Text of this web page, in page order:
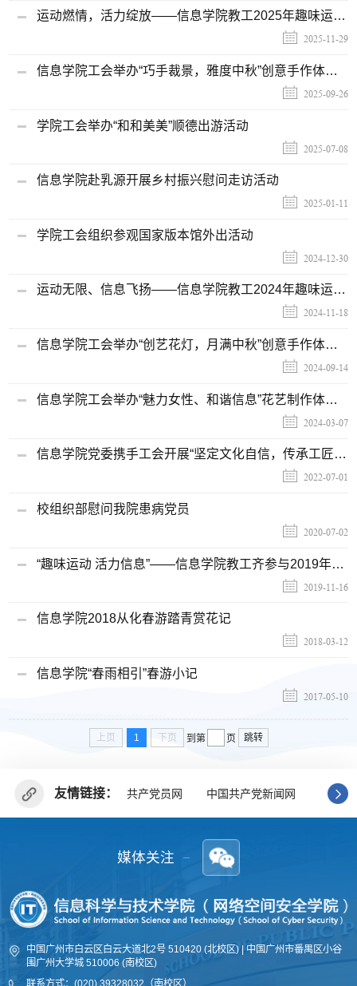
运动燃情，活力绽放——信息学院教工2025年趣味运动会顺利举行
2025-11-29
信息学院工会举办“巧手裁景，雅度中秋”创意手作体验活动
2025-09-26
学院工会举办“和和美美”顺德出游活动
2025-07-08
信息学院赴乳源开展乡村振兴慰问走访活动
2025-01-11
学院工会组织参观国家版本馆外出活动
2024-12-30
运动无限、信息飞扬——信息学院教工2024年趣味运动会
2024-11-18
信息学院工会举办“创艺花灯，月满中秋”创意手作体验活动
2024-09-14
信息学院工会举办“魅力女性、和谐信息”花艺制作体验活动
2024-03-07
信息学院党委携手工会开展“坚定文化自信，传承工匠精神”迎七一主题党日暨工会活动
2022-07-01
校组织部慰问我院患病党员
2020-07-02
“趣味运动 活力信息”——信息学院教工齐参与2019年趣味运动会
2019-11-16
信息学院2018从化春游踏青赏花记
2018-03-12
信息学院“春雨相引”春游小记
2017-05-10
上页 1 下页 到第 页 跳转
友情链接： 共产党员网 中国共产党新闻网 广东
中国广州市白云区白云大道北2号 510420 (北校区) | 中国广州市番禺区小谷
围广州大学城 510006 (南校区)
联系方式：(020) 39328032（南校区）
媒体关注